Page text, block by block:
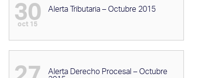
30
oct 15
Alerta Tributaria – Octubre 2015
Alerta Derecho Procesal – Octubre